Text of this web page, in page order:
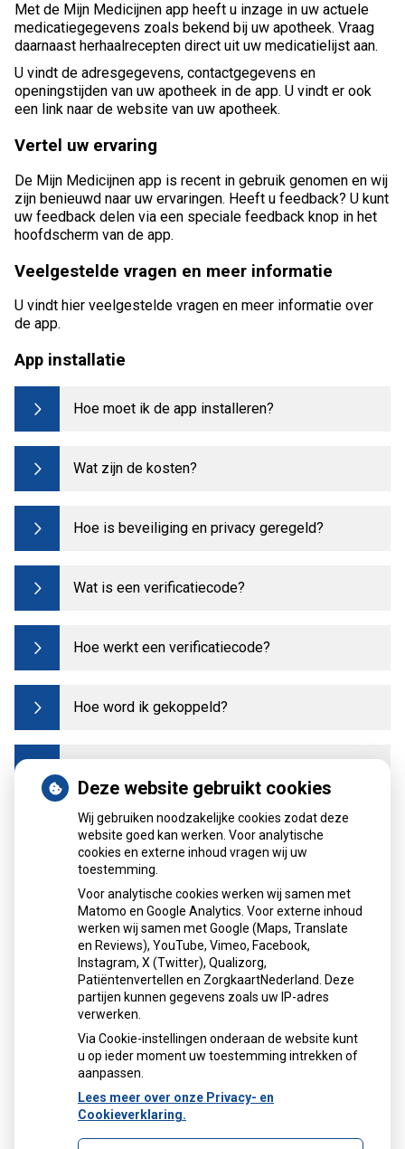
Met de Mijn Medicijnen app heeft u inzage in uw actuele
medicatiegegevens zoals bekend bij uw apotheek. Vraag
daarnaast herhaalrecepten direct uit uw medicatielijst aan.
U vindt de adresgegevens, contactgegevens en
openingstijden van uw apotheek in de app. U vindt er ook
een link naar de website van uw apotheek.
Vertel uw ervaring
De Mijn Medicijnen app is recent in gebruik genomen en wij
zijn benieuwd naar uw ervaringen. Heeft u feedback? U kunt
uw feedback delen via een speciale feedback knop in het
hoofdscherm van de app.
Veelgestelde vragen en meer informatie
U vindt hier veelgestelde vragen en meer informatie over
de app.
App installatie
Hoe moet ik de app installeren?
Wat zijn de kosten?
Hoe is beveiliging en privacy geregeld?
Wat is een verificatiecode?
Hoe werkt een verificatiecode?
Hoe word ik gekoppeld?
Moet ik apart een account aanmaken voor mijn
kind, vader of moeder?
Ik ben van apotheek gewisseld, wat nu?
Foutmelding
Ik krijg een foutmelding, wat nu?
De app werkt niet, wat nu?
Ik kan de app niet vinden in de app store
Deze website gebruikt cookies
Wij gebruiken noodzakelijke cookies zodat deze
website goed kan werken. Voor analytische
cookies en externe inhoud vragen wij uw
toestemming.
Voor analytische cookies werken wij samen met
Matomo en Google Analytics. Voor externe inhoud
werken wij samen met Google (Maps, Translate
en Reviews), YouTube, Vimeo, Facebook,
Instagram, X (Twitter), Qualizorg,
Patiëntenvertellen en ZorgkaartNederland. Deze
partijen kunnen gegevens zoals uw IP-adres
verwerken.
Via Cookie-instellingen onderaan de website kunt
u op ieder moment uw toestemming intrekken of
aanpassen.
Lees meer over onze Privacy- en
Cookieverklaring.